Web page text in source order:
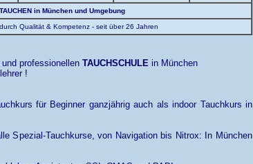
TAUCHEN in München und Umgebung
Qualität & Kompetenz - seit über 26 Jahren
professionellen TAUCHSCHULE in München
!
für Beginner ganzjährig auch als indoor Tauchkurs in
Spezial-Tauchkurse, von Navigation bis Nitrox: In München